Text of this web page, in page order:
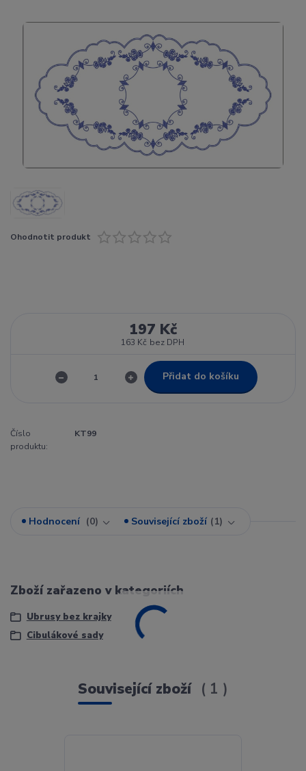
Ohodnotit produkt
197 Kč
163 Kč bez DPH
Přidat do košíku
Číslo
produktu:
KT99
Hodnocení 0 Související zboží 1
Zboží zařazeno v kategoriích
Ubrusy bez krajky
Cibulákové sady
Související zboží 1